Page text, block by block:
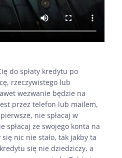
do spłaty kredytu po
rzeczywistego lub
wezwanie będzie na
przez telefon lub mailem,
nie spłacaj w
spłacaj ze swojego konta na
nic nie stało, tak jakby ta
się nie dziedziczy, a